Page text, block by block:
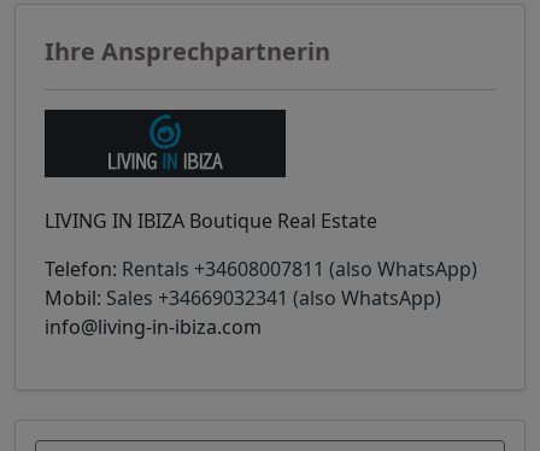
Ihre Ansprechpartnerin
LIVING IN IBIZA Boutique Real Estate
Telefon: Rentals +34608007811 (also WhatsApp)
Mobil: Sales +34669032341 (also WhatsApp)
info@living-in-ibiza.com